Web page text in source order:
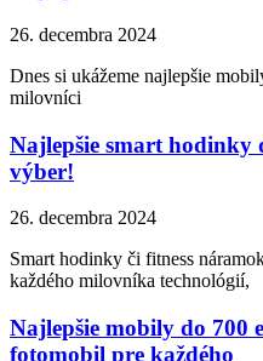
26. decembra 2024
Dnes si ukážeme najlepšie
milovníci
Najlepšie smart hodinky
výber!
26. decembra 2024
Smart hodinky či fitness
každého milovníka technológií,
Najlepšie mobily do 700
fotomobil pre každého